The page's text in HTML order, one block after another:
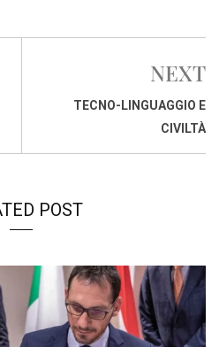
i
y
n
NEXT
TECNO-LINGUAGGIO E
CIVILTÀ
POST